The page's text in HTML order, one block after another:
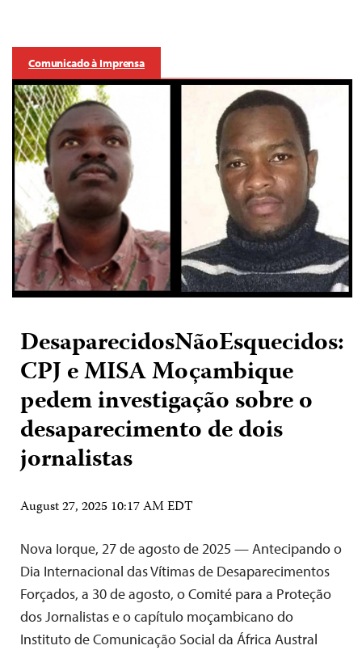
Comunicado à Imprensa
DesaparecidosNãoEsquecidos:
CPJ e MISA Moçambique
pedem investigação sobre o
desaparecimento de dois
jornalistas
August 27, 2025 10:17 AM EDT
Nova Iorque, 27 de agosto de 2025 — Antecipando o
Dia Internacional das Vítimas de Desaparecimentos
Forçados, a 30 de agosto, o Comité para a Proteção
dos Jornalistas e o capítulo moçambicano do
Instituto de Comunicação Social da África Austral